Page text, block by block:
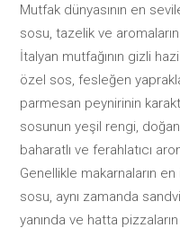
Mutfak dünyasının en
sosu, tazelik ve
İtalyan mutfağının gizli
özel sos, fesleğen
parmesan peynirinin
sosunun yeşil rengi,
baharatlı ve ferahlatıcı
Genellikle makarnaların
sosu, aynı zamanda
yanında ve hatta